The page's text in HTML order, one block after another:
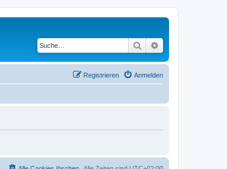
Suche
Anmelden
Registrieren